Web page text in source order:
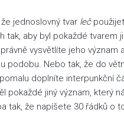
jednoslovný tvar leč
tak, aby byl pokaždé tvarem
vysvětlíte jeho význam
podobu. Nebo tak, že do
doplníte interpunkční
pokaždé jiný význam, který
tak, že napíšete 30 řádků o